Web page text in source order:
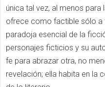
única tal vez, al menos para
ofrece como factible sólo a
paradoja esencial de la
personajes ficticios y su
fe para abrazar otra, no
revelación; ella habita en la